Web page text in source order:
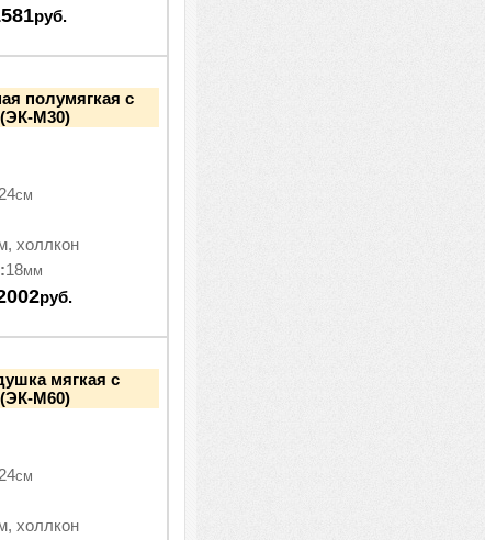
руб.
полумягкая с
М30)
см
холлкон
18мм
руб.
мягкая с
М60)
см
холлкон